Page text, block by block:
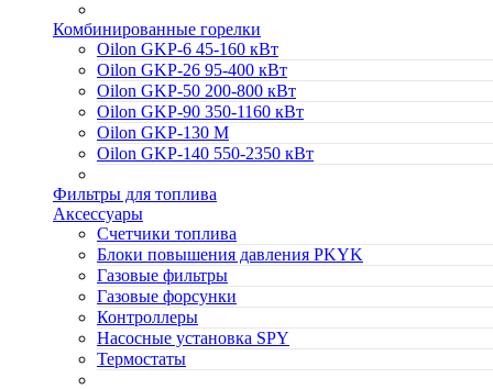
Комбинированные горелки
Oilon GKP-6 45-160 кВт
Oilon GKP-26 95-400 кВт
Oilon GKP-50 200-800 кВт
Oilon GKP-90 350-1160 кВт
Oilon GKP-130 M
Oilon GKP-140 550-2350 кВт
Фильтры для топлива
Аксессуары
Cчетчики топлива
Блоки повышения давления PKYK
Газовые фильтры
Газовые форсунки
Контроллеры
Насосные установка SPY
Термостаты